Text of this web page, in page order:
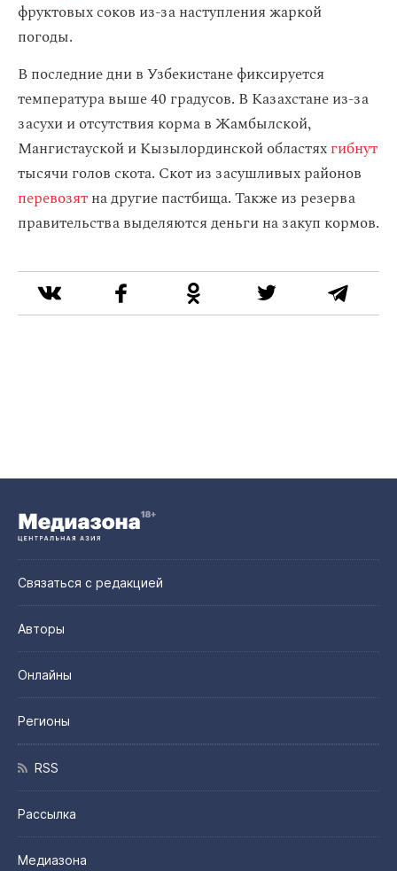
фруктовых соков из-за наступления жаркой
погоды.
В последние дни в Узбекистане фиксируется
температура выше 40 градусов. В Казахстане из-за
засухи и отсутствия корма в Жамбылской,
Мангистауской и Кызылординской областяхгибнут
тысячи голов скота. Скот из засушливых районов
перевозятна другие пастбища. Также из резерва
правительства выделяются деньги на закуп кормов.
Связаться с редакцией
Авторы
Онлайны
Регионы
RSS
Рассылка
Медиазона